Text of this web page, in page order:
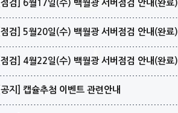
[점검] 6월17일(수) 백월광 서버점검 안내(완료)
[점검] 5월20일(수) 백월광 서버점검 안내(완료)
[점검] 4월22일(수) 백월광 서버점검 안내(완료)
[공지] 캡슐추첨 이벤트 관련안내